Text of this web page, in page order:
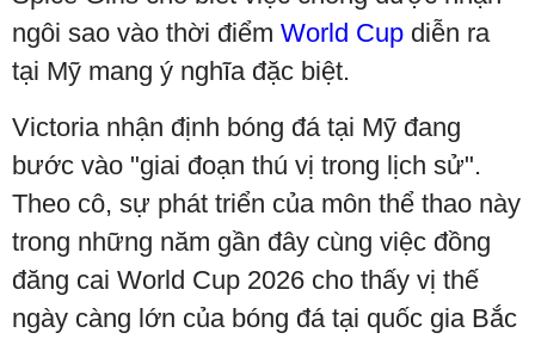
ngôi sao vào thời điểm World Cup diễn ra
tại Mỹ mang ý nghĩa đặc biệt.
Victoria nhận định bóng đá tại Mỹ đang
bước vào "giai đoạn thú vị trong lịch sử".
Theo cô, sự phát triển của môn thể thao này
trong những năm gần đây cùng việc đồng
đăng cai World Cup 2026 cho thấy vị thế
ngày càng lớn của bóng đá tại quốc gia Bắc